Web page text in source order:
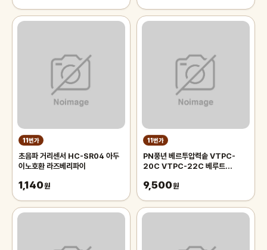
11번가
초음파 거리센서 HC-SR04 아두
이노호환 라즈베리파이
1,140원
11번가
PN풍년 베르투압력솥 VTPC-
20C VTPC-22C 베루트
9,500원